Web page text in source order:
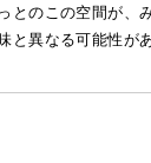
のこの空間が、
異なる可能性が